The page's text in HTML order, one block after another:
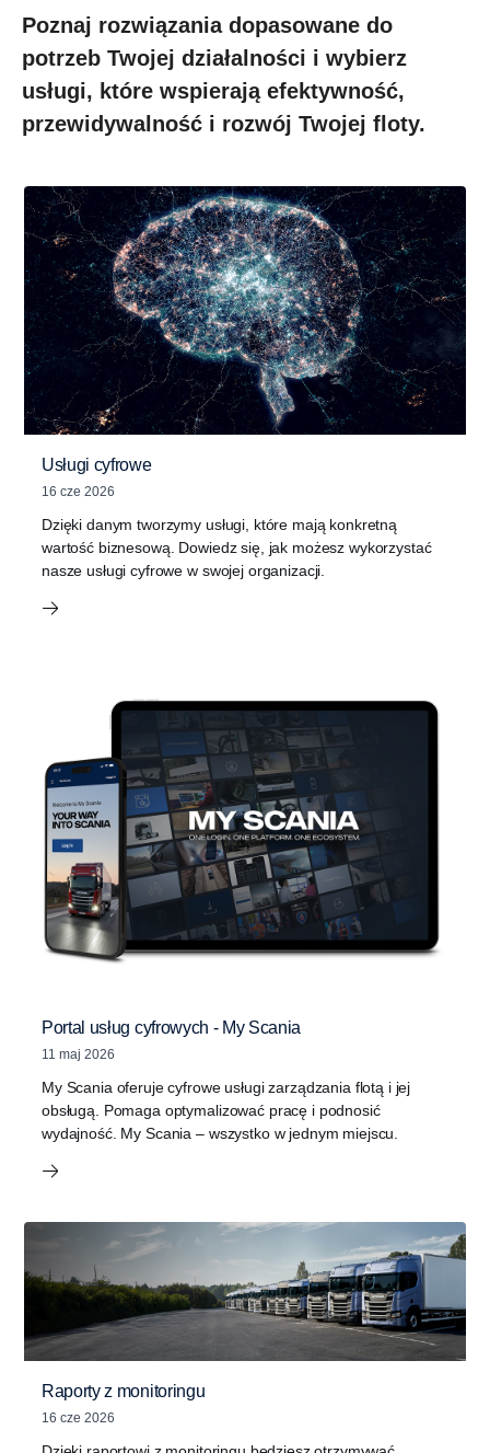
Poznaj rozwiązania dopasowane do
potrzeb Twojej działalności i wybierz
usługi, które wspierają efektywność,
przewidywalność i rozwój Twojej floty.
Usługi cyfrowe
16 cze 2026
Dzięki danym tworzymy usługi, które mają konkretną
wartość biznesową. Dowiedz się, jak możesz wykorzystać
nasze usługi cyfrowe w swojej organizacji.
Portal usług cyfrowych - My Scania
11 maj 2026
My Scania oferuje cyfrowe usługi zarządzania flotą i jej
obsługą. Pomaga optymalizować pracę i podnosić
wydajność. My Scania – wszystko w jednym miejscu.
Raporty z monitoringu
16 cze 2026